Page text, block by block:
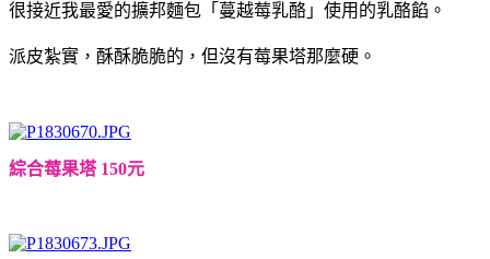
很接近我最愛的擴邦麵包「蔓越莓乳酪」使用的乳酪餡。
派皮紮實，酥酥脆脆的，但沒有莓果塔那麼硬。
綜合莓果塔 150元